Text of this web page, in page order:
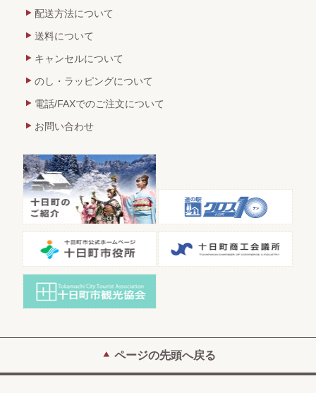
配送方法について
送料について
キャンセルについて
のし・ラッピングについて
電話/FAXでのご注文について
お問い合わせ
ページの先頭へ戻る